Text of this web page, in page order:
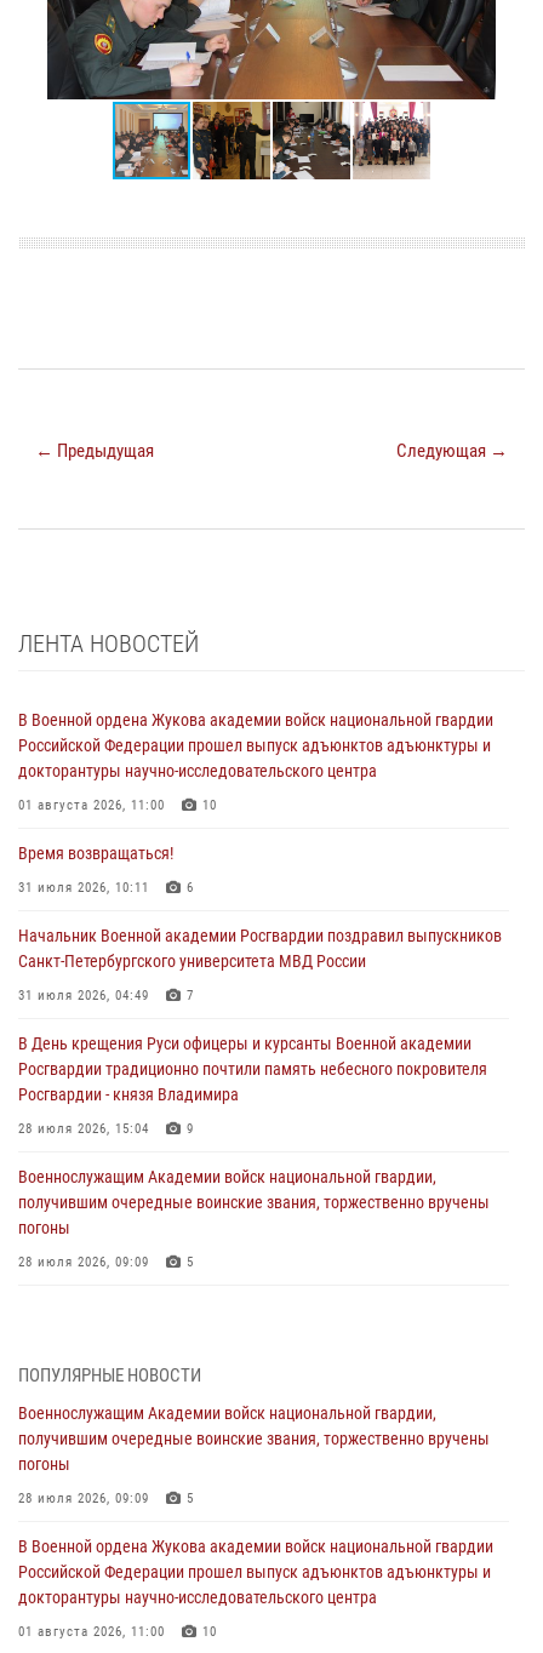
← Предыдущая Следующая →
ЛЕНТА НОВОСТЕЙ
В Военной ордена Жукова академии войск национальной гвардии
Российской Федерации прошел выпуск адъюнктов адъюнктуры и
докторантуры научно-исследовательского центра
01 августа 2026, 11:00 10
Время возвращаться!
31 июля 2026, 10:11 6
Начальник Военной академии Росгвардии поздравил выпускников
Санкт-Петербургского университета МВД России
31 июля 2026, 04:49 7
В День крещения Руси офицеры и курсанты Военной академии
Росгвардии традиционно почтили память небесного покровителя
Росгвардии - князя Владимира
28 июля 2026, 15:04 9
Военнослужащим Академии войск национальной гвардии,
получившим очередные воинские звания, торжественно вручены
погоны
28 июля 2026, 09:09 5
27 июля 2026, 14:49 7
Военная академия информирует!
23 июля 2026, 04:51
Курсант Военной академии войск национальной гвардии принял
22 июля 2026, 09:41
Мастер‑класс по стрельбе: точность, тактика, профессионализм
20 июля 2026, 11:17 8
ПОПУЛЯРНЫЕ НОВОСТИ
Военнослужащим Академии войск национальной гвардии,
получившим очередные воинские звания, торжественно вручены
погоны
28 июля 2026, 09:09 5
В Военной ордена Жукова академии войск национальной гвардии
Российской Федерации прошел выпуск адъюнктов адъюнктуры и
докторантуры научно-исследовательского центра
01 августа 2026, 11:00 10